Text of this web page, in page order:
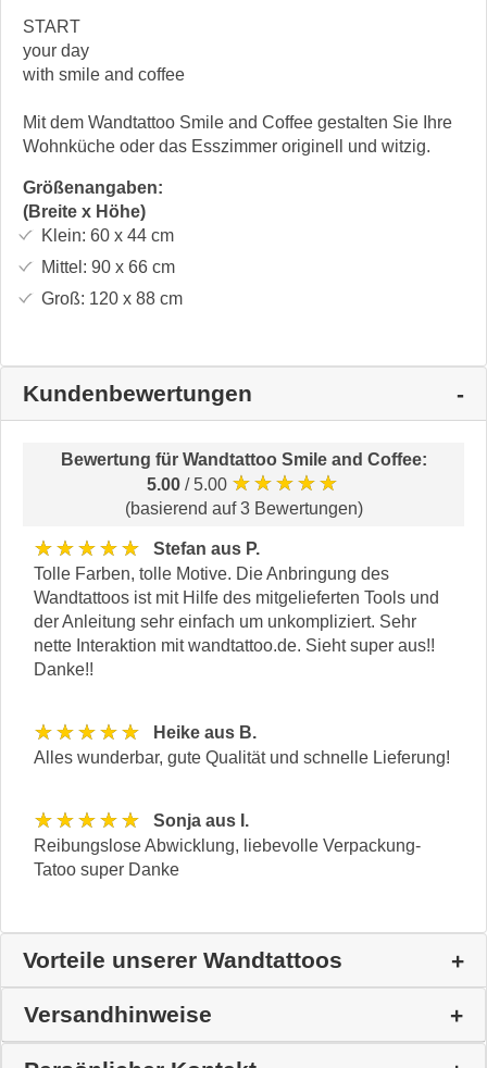
START
your day
with smile and coffee
Mit dem Wandtattoo Smile and Coffee gestalten Sie Ihre
Wohnküche oder das Esszimmer originell und witzig.
Größenangaben:
(Breite x Höhe)
Klein: 60 x 44cm
Mittel: 90 x 66cm
Groß: 120 x 88cm
Kundenbewertungen
Bewertung für Wandtattoo Smile and Coffee:
5.00 / 5.00 ★★★★★
(basierend auf 3 Bewertungen)
★★★★★
Stefan aus P.
Tolle Farben, tolle Motive. Die Anbringung des
Wandtattoos ist mit Hilfe des mitgelieferten Tools und
der Anleitung sehr einfach um unkompliziert. Sehr
nette Interaktion mit wandtattoo.de. Sieht super aus!!
Danke!!
★★★★★
Heike aus B.
Alles wunderbar, gute Qualität und schnelle Lieferung!
★★★★★
Sonja aus I.
Reibungslose Abwicklung, liebevolle Verpackung-
Tatoo super Danke
Vorteile unserer Wandtattoos
Versandhinweise